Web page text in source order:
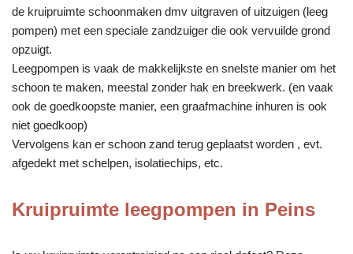
de kruipruimte schoonmaken dmv uitgraven of uitzuigen (leeg
pompen) met een speciale zandzuiger die ook vervuilde grond
opzuigt.
Leegpompen is vaak de makkelijkste en snelste manier om het
schoon te maken, meestal zonder hak en breekwerk. (en vaak
ook de goedkoopste manier, een graafmachine inhuren is ook
niet goedkoop)
Vervolgens kan er schoon zand terug geplaatst worden , evt.
afgedekt met schelpen, isolatiechips, etc.
Kruipruimte leegpompen in Peins